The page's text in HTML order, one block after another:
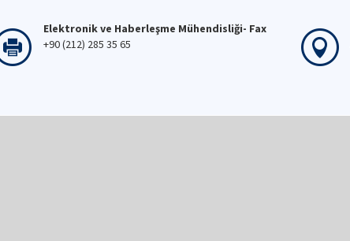
Elektronik ve Haberleşme Mühendisliği- Fax
+90 (212) 285 35 65